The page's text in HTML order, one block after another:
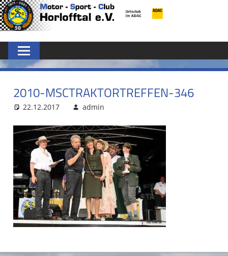
Zum
Inhalt
MSC
HORLOFFTAL
E.V.
2010-MSCTRAKTORTREFFEN-346
22.12.2017 admin